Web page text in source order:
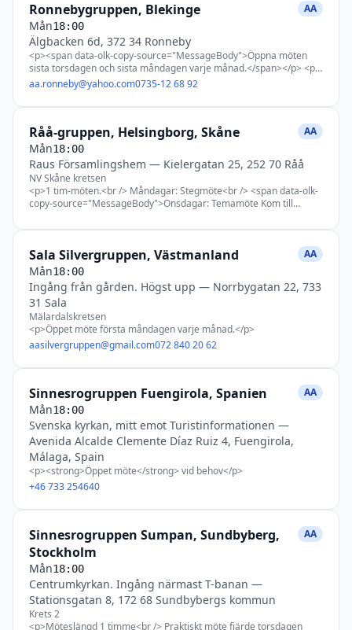
Ronnebygruppen, Blekinge AA
Mån18:00
Älgbacken 6d, 372 34 Ronneby
<p><span data-olk-copy-source="MessageBody">Öppna möten
sista torsdagen och sista måndagen varje månad.</span></p> <p>
<strong>Arbetsmöte</strong> 20.10 sista torsdagen varje månad.
</p> <p>Måndagar 18.00 = Steg/Tradition/Litteraturmöte<br />
Onsdagar 18:00 = Litteraturmöte<br /> Torsdagar 19.00 = Tema.
aa.ronneby@yahoo.com0735-12 68 92
Råå-gruppen, Helsingborg, Skåne AA
Mån18:00
Raus Församlingshem — Kielergatan 25, 252 70 Råå
NV Skåne kretsen
<p>1 tim-möten.<br /> Måndagar: Stegmöte<br /> <span data-olk-
copy-source="MessageBody">Onsdagar: Temamöte Kom till
Sala Silvergruppen, Västmanland AA
Mån18:00
Ingång från gården. Högst upp — Norrbygatan 22, 733
31 Sala
Mälardalskretsen
<p>Öppet möte första måndagen varje månad.</p>
aasilvergruppen@gmail.com072 840 20 62
Sinnesrogruppen Fuengirola, Spanien AA
Mån18:00
Svenska kyrkan, mitt emot Turistinformationen —
Avenida Alcalde Clemente Díaz Ruiz 4, Fuengirola,
Málaga, Spain
<p><strong>Öppet möte</strong> vid behov</p>
+46 733 254640
Sinnesrogruppen Sumpan, Sundbyberg,
Stockholm
AA
Mån18:00
Centrumkyrkan. Ingång närmast T-banan —
Stationsgatan 8, 172 68 Sundbybergs kommun
Krets 2
<p>Möteslängd 1 timme<br /> Praktiskt möte fjärde torsdagen